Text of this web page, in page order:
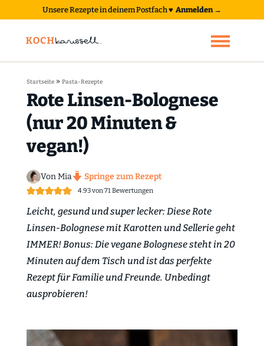
Unsere Rezepte in deinem Postfach♥ Anmelden →
Startseite» Pasta-Rezepte
Rote Linsen-Bolognese
(nur 20 Minuten &
vegan!)
Von Mia Springe zum Rezept
4.93von71Bewertungen
Leicht, gesund und super lecker: Diese Rote
Linsen-Bolognese mit Karotten und Sellerie geht
IMMER! Bonus: Die vegane Bolognese steht in 20
Minuten auf dem Tisch und ist das perfekte
Rezept für Familie und Freunde. Unbedingt
ausprobieren!